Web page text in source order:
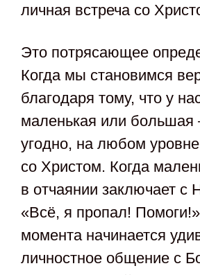
личная встреча со
Это потрясающее
Когда мы становимся
благодаря тому, что у
маленькая или большая
угодно, на любом
со Христом. Когда
в отчаянии заключает с
«Всё, я пропал!
момента начинается
личностное общение с